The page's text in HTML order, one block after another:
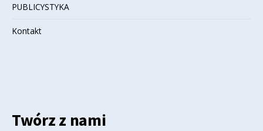
PUBLICYSTYKA
Kontakt
Twórz z nami